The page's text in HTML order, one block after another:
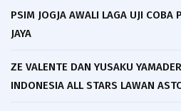
PSIM JOGJA AWALI LAGA UJI COBA
JAYA
ZE VALENTE DAN YUSAKU
INDONESIA ALL STARS LAWAN